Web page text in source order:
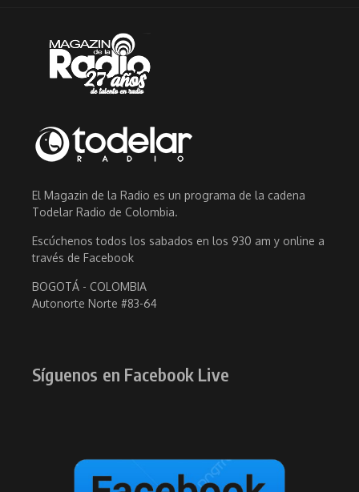
El Magazin de la Radio es un programa de la cadena
Todelar Radio de Colombia.
Escúchenos todos los sabados en los 930 am y online a
través de Facebook
BOGOTÁ - COLOMBIA
Autonorte Norte #83-64
Síguenos en Facebook Live